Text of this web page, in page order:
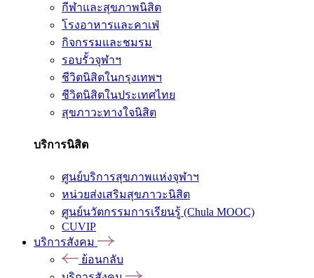
กีฬาและสุขภาพนิสิต
โรงอาหารและคาเฟ่
กิจกรรมและชมรม
รอบรั้วจุฬาฯ
ชีวิตนิสิตในกรุงเทพฯ
ชีวิตนิสิตในประเทศไทย
สุขภาวะทางใจนิสิต
บริการนิสิต
ศูนย์บริการสุขภาพแห่งจุฬาฯ
หน่วยส่งเสริมสุขภาวะนิสิต
ศูนย์นวัตกรรมการเรียนรู้ (Chula MOOC)
CUVIP
บริการสังคม
ย้อนกลับ